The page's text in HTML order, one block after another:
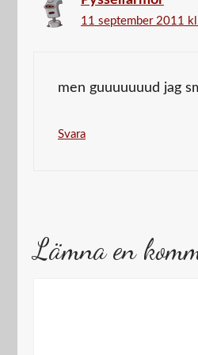
11 september 2011
men guuuuuuud jag
Svara
Lämna en